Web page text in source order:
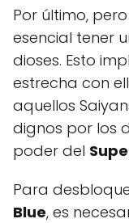
Por último,
esencial tener
dioses. Esto
estrecha con
aquellos
dignos por los
poder del
Para
Blue, es